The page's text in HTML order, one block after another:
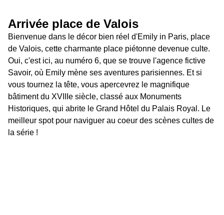
Arrivée place de Valois
Bienvenue dans le décor bien réel d'Emily in Paris, place
de Valois, cette charmante place piétonne devenue culte.
Oui, c'est ici, au numéro 6, que se trouve l'agence fictive
Savoir, où Emily mène ses aventures parisiennes. Et si
vous tournez la tête, vous apercevrez le magnifique
bâtiment du XVIIIe siècle, classé aux Monuments
Historiques, qui abrite le Grand Hôtel du Palais Royal. Le
meilleur spot pour naviguer au coeur des scènes cultes de
la série !